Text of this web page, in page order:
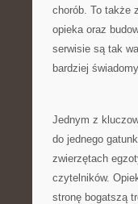
chorób. To także
opieka oraz
serwisie są tak
bardziej
Jednym z
do jednego
zwierzętach
czytelników.
stronę bogatszą